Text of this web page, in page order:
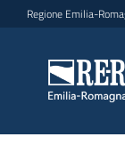
Vai al contenuto
Vai alla navigazione
Vai al footer
Regione Emilia-